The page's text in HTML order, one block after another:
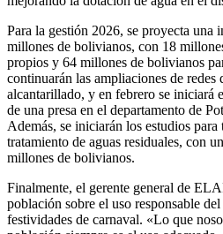
Para la gestión 2026, se proyecta una
millones de bolivianos, con 18
propios y 64 millones de bolivianos
continuarán las ampliaciones de redes
alcantarillado, y en febrero se iniciará
de una presa en el departamento de
Además, se iniciarán los estudios para
tratamiento de aguas residuales, con
millones de bolivianos.
Finalmente, el gerente general de
población sobre el uso responsable
festividades de carnaval. «Lo que